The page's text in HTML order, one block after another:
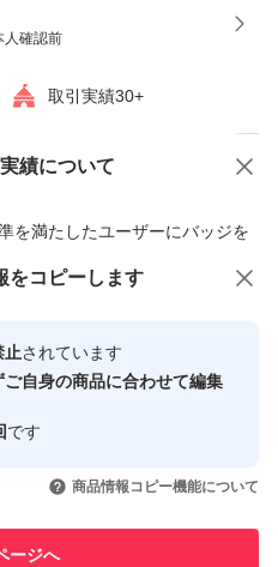
人確認前
取引実績30+
績について
を満たしたユーザーにバッジを
心・安全なユーザーです
引を完了させた実績があります
での取引実績があります
商品への質問
をコピーします
止されています
ご自身の商品に合わせて編集
です
商品情報コピー機能について
ージへ
スメ